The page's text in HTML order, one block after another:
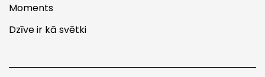
Moments
Dzīve ir kā svētki